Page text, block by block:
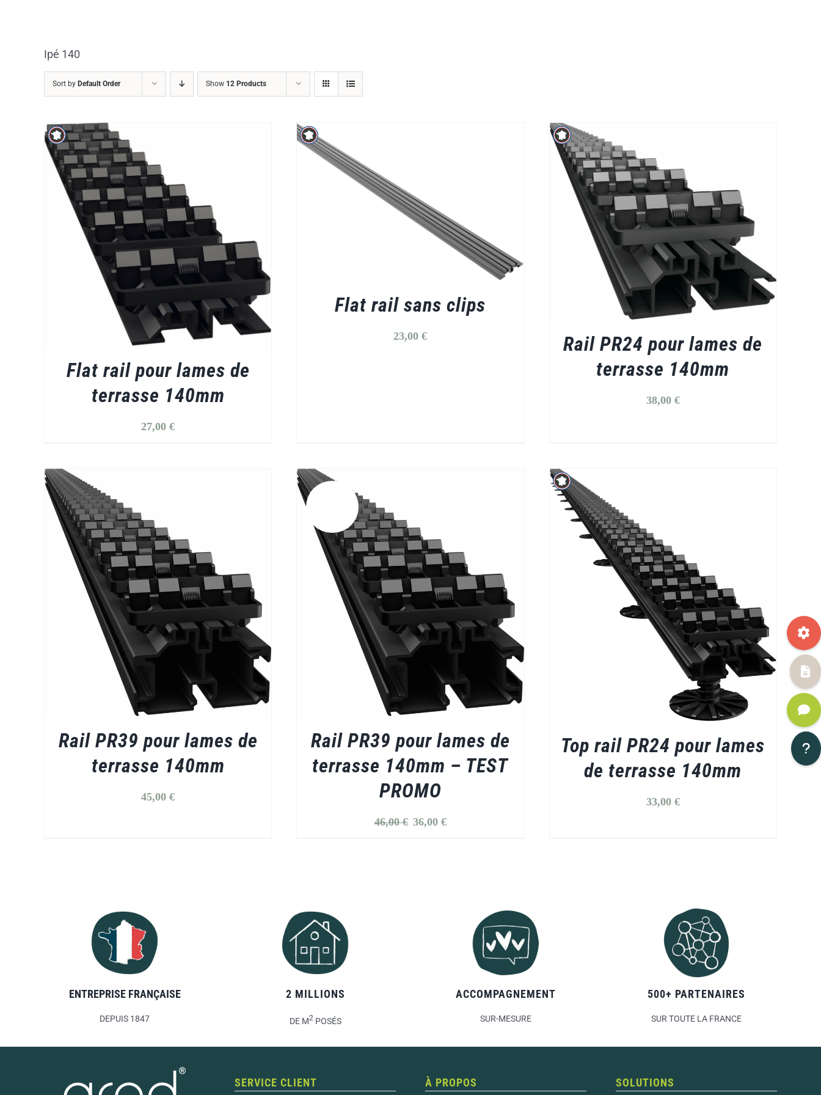
Ipé 140
Sort by Default Order Show 12 Products
Flat rail pour lames de
terrasse 140mm
27,00€
DETAILS
Flat rail sans clips
23,00€
DETAILS
Rail PR24 pour lames de
terrasse 140mm
38,00 €
Rail PR39 pour lames de
terrasse 140mm
45,00€
DETAILS
Rail PR39 pour lames de
terrasse 140mm – TEST
PROMO
46,00€ Original
price
36,00 €Current
DETAILS
Top rail PR24 pour lames
de terrasse 140mm
33,00 €
ENTREPRISE FRANÇAISE
DEPUIS 1847
2 MILLIONS
DE M2POSÉS
ACCOMPAGNEMENT
SUR-MESURE
500+ PARTENAIRES
SUR TOUTE LA FRANCE
SERVICE CLIENT À PROPOS SOLUTIONS